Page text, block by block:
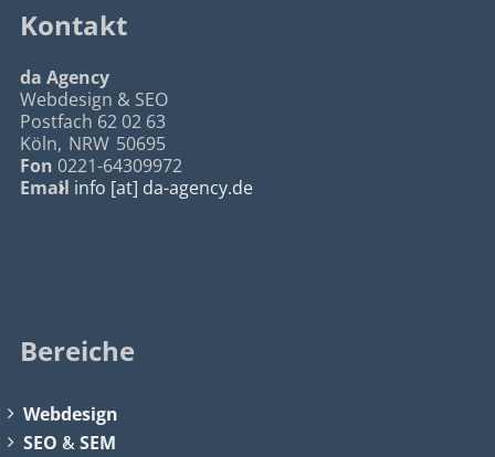
Kontakt
da Agency
Webdesign & SEO
Postfach 62 02 63
Köln, NRW 50695
Fon 0221-64309972
Email info [at] da-agency.de
Bereiche
Webdesign
SEO &SEM